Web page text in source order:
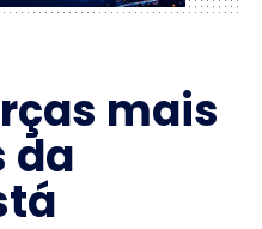
mais
da